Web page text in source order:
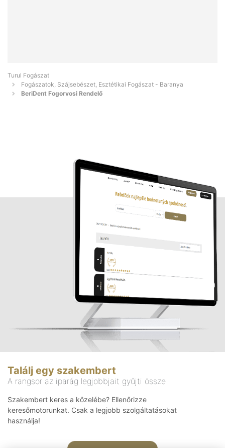
Turul Fogászat
Fogászatok, Szájsebészet, Esztétikai Fogászat - Baranya
BeriDent Fogorvosi Rendelő
Találj egy szakembert
A rangsor az iparág legjobbjait gyűjti össze
Szakembert keres a közelébe? Ellenőrizze
keresőmotorunkat. Csak a legjobb szolgáltatásokat
használja!